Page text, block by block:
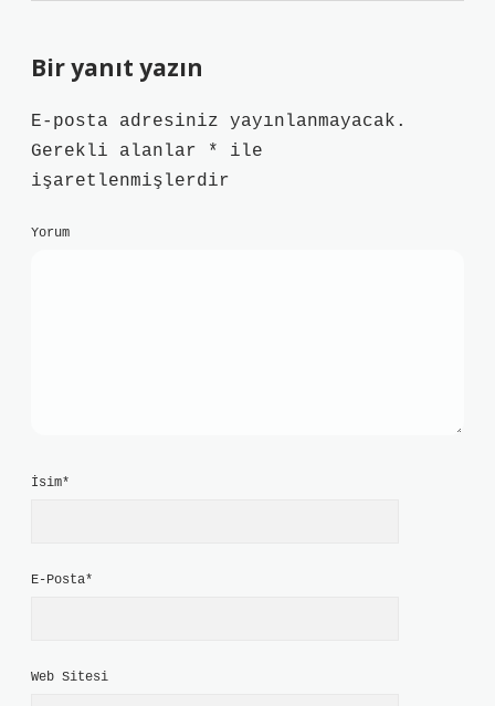
Bir yanıt yazın
E-posta adresiniz yayınlanmayacak.
Gerekli alanlar
*
ile
işaretlenmişlerdir
Yorum
İsim*
E-Posta*
Web Sitesi